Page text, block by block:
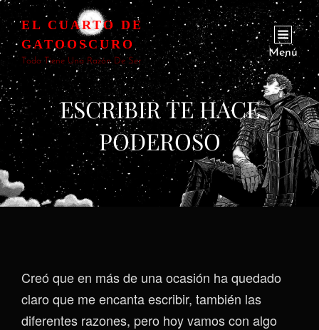
EL CUARTO DE
GATOOSCURO
Todo Tiene Una Razón De Ser
Menú
ESCRIBIR TE HACE
PODEROSO
Creó que en más de una ocasión ha quedado
claro que me encanta escribir, también las
diferentes razones, pero hoy vamos con algo